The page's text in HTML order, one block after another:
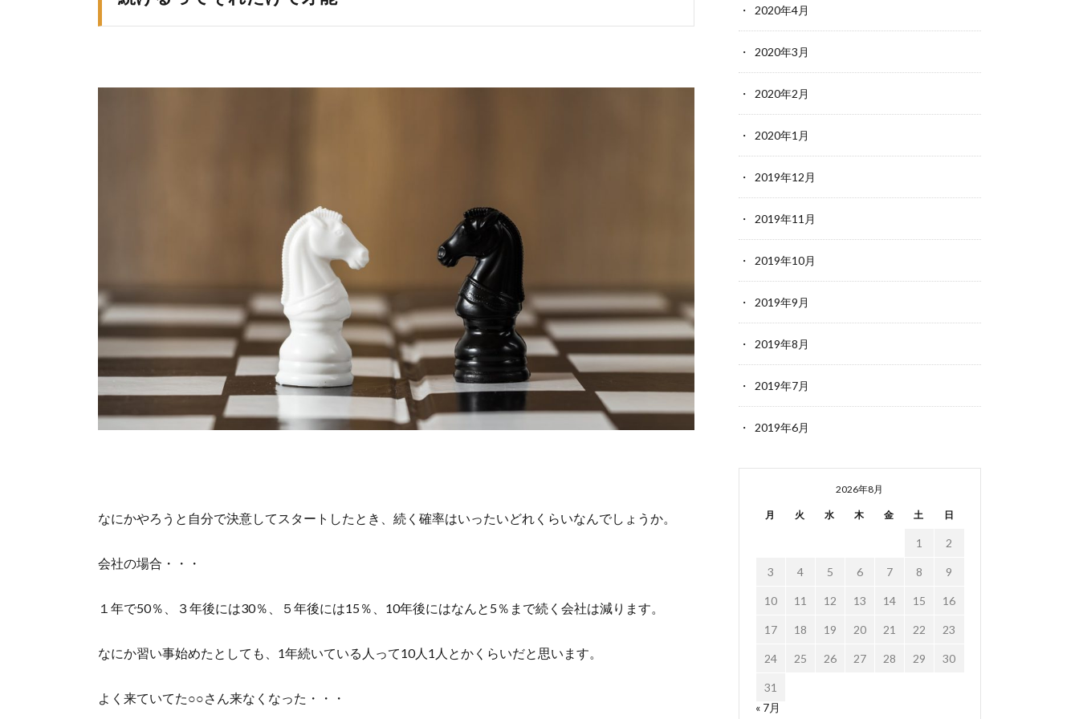
なにかやろうと自分で決意してスタートしたとき、続く確率はいったいどれくらいなんでしょうか。
会社の場合・・・
１年で50％、３年後には30％、５年後には15％、10年後にはなんと5％まで続く会社は減ります。
なにか習い事始めたとしても、1年続いている人って10人1人とかくらいだと思います。
よく来ていてた○○さん来なくなった・・・
2020年4月
2020年3月
2020年2月
2020年1月
2019年12月
2019年11月
2019年10月
2019年9月
2019年8月
2019年7月
2019年6月
2026年8月
月 火 水 木 金 土 日
1 2
3 4 5 6 7 8 9
10 11 12 13 14 15 16
17 18 19 20 21 22 23
24 25 26 27 28 29 30
31
« 7月